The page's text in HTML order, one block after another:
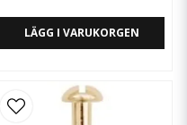
LÄGG I VARUKORGEN